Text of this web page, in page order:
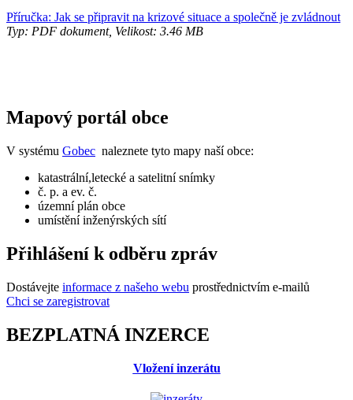
Příručka: Jak se připravit na krizové situace a společně je zvládnout
Typ: PDF dokument, Velikost: 3.46 MB
Mapový portál obce
V systému Gobec naleznete tyto mapy naší obce:
katastrální,letecké a satelitní snímky
č. p. a ev. č.
územní plán obce
umístění inženýrských sítí
Přihlášení k odběru zpráv
Dostávejte informace z našeho webu prostřednictvím e-mailů
Chci se zaregistrovat
BEZPLATNÁ INZERCE
Vložení inzerátu